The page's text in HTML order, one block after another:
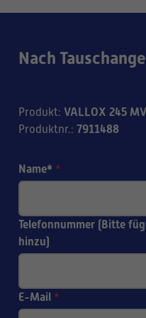
Nach
Produkt: VALLOX 245
Produktnr.: 7911488
Name* *
Telefonnummer (Bitte
hinzu)
E-Mail *